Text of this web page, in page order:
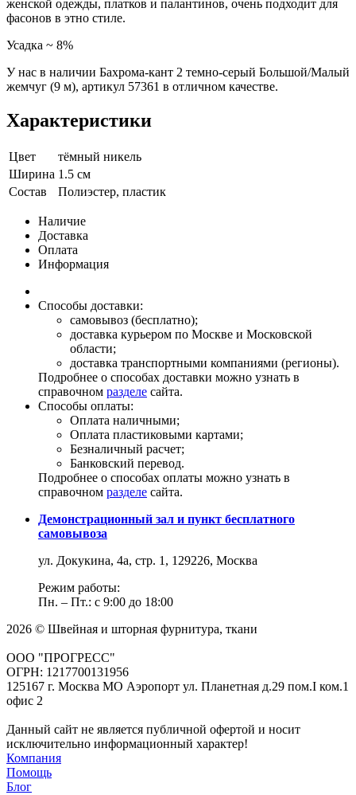
женской одежды, платков и палантинов, очень подходит для
фасонов в этно стиле.
Усадка ~ 8%
У нас в наличии Бахрома-кант 2 темно-серый Большой/Малый
жемчуг (9 м), артикул 57361 в отличном качестве.
Характеристики
Цвет
тёмный никель
Ширина 1.5 см
Состав
Полиэстер, пластик
Наличие
Доставка
Оплата
Информация
Способы доставки:
самовывоз (бесплатно);
доставка курьером по Москве и Московской
области;
доставка транспортными компаниями (регионы).
Подробнее о способах доставки можно узнать в
справочном разделе сайта.
Способы оплаты:
Оплата наличными;
Оплата пластиковыми картами;
Безналичный расчет;
Банковский перевод.
Подробнее о способах оплаты можно узнать в
справочном разделе сайта.
Демонстрационный зал и пункт бесплатного
самовывоза
ул. Докукина, 4а, стр. 1, 129226, Москва
Режим работы:
Пн. – Пт.: с 9:00 до 18:00
2026 © Швейная и шторная фурнитура, ткани
ООО "ПРОГРЕСС"
ОГРН: 1217700131956
125167 г. Москва МО Аэропорт ул. Планетная д.29 пом.I ком.1
офис 2
Данный сайт не является публичной офертой и носит
исключительно информационный характер!
Компания
Помощь
Блог